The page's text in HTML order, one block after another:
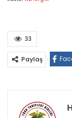
33
Paylaş